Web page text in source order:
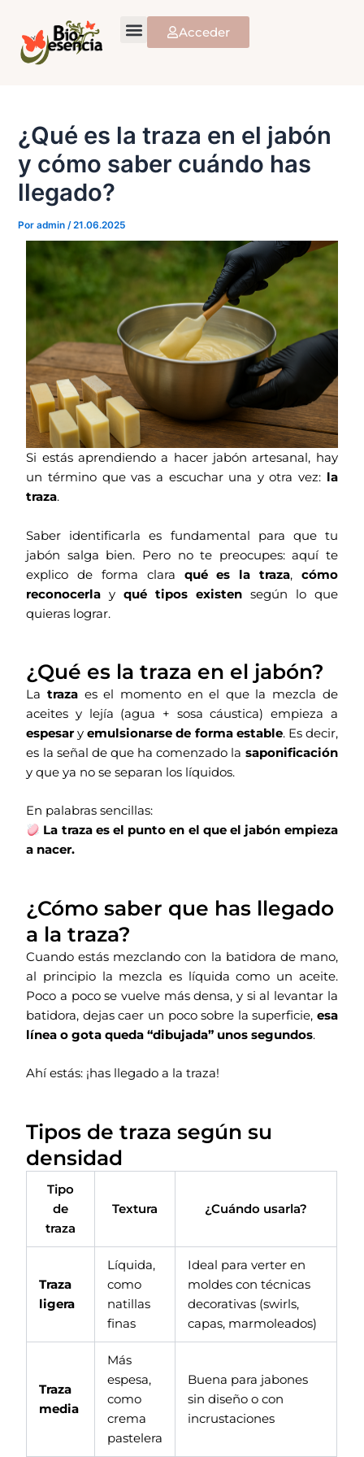
contenido
Acceder
¿Qué es la traza en el jabón
y cómo saber cuándo has
llegado?
Poradmin/21.06.2025
Si estás aprendiendo a hacer jabón artesanal, hay
un término que vas a escuchar una y otra vez:
la
traza.
Saber identificarla es fundamental para que tu
jabón salga bien. Pero no te preocupes: aquí te
explico de forma clara qué es la traza, cómo
reconocerla yqué tipos existensegún lo que
quieras lograr.
¿Qué es la traza en el jabón?
Latraza es el momento en el que la mezcla de
aceites y lejía (agua + sosa cáustica) empieza a
espesaryemulsionarse de forma estable. Es decir,
es la señal de que ha comenzado la saponificación
y que ya no se separan los líquidos.
En palabras sencillas:
La traza es el punto en el que el jabón empieza
a nacer.
¿Cómo saber que has llegado
a la traza?
Cuando estás mezclando con la batidora de mano,
al principio la mezcla es líquida como un aceite.
Poco a poco se vuelve más densa, y si al levantar la
batidora, dejas caer un poco sobre la superficie, esa
línea o gota queda “dibujada” unos segundos.
Ahí estás: ¡has llegado a la traza!
Tipos de traza según su
densidad
Tipo
de
traza
Textura ¿Cuándo usarla?
Traza
ligera
Líquida,
como
natillas
finas
Ideal para verter en
moldes con técnicas
decorativas (swirls,
capas, marmoleados)
Traza
media
Más
espesa,
como
crema
pastelera
Buena para jabones
sin diseño o con
incrustaciones